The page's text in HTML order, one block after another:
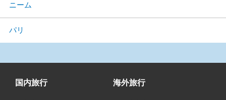
ニーム
パリ
国内旅行 海外旅行